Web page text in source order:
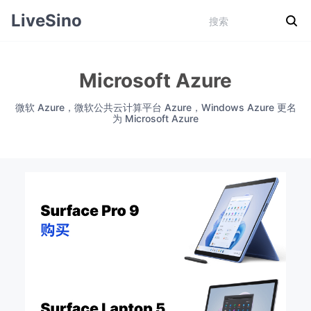
LiveSino
Microsoft Azure
微软 Azure，微软公共云计算平台 Azure，Windows Azure 更名
为 Microsoft Azure